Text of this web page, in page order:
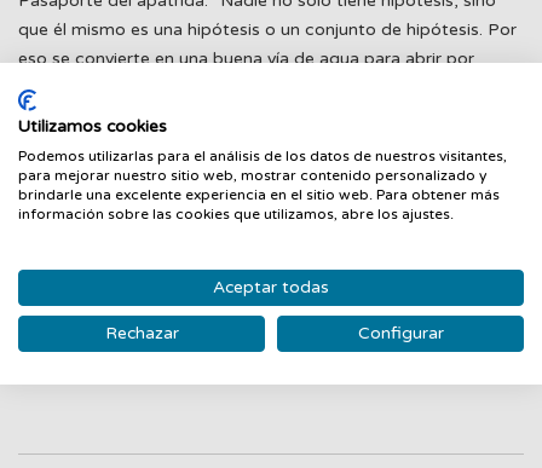
que él mismo es una hipótesis o un conjunto de hipótesis. Por
eso se convierte en una buena vía de agua para abrir por
dentro el verbo poder, un verbo que tiende a cerrarse y a fijar
mundos inmóviles. Ante la cerrazón, parecen convenientes la
entrar de lleno en el territorio de las identidades y del tiempo.
La voluntad de hacer una biografía nos acerca a la vida y a la
nos sitúa en una apuesta por el orden de lo improbable, la
negación de los lugares comunes y la irreverencia del que
quiere mirar más allá de lo otorgado por la costumbreö. LUIS
Utilizamos cookies
Podemos utilizarlas para el análisis de los datos de nuestros visitantes,
para mejorar nuestro sitio web, mostrar contenido personalizado y
brindarle una excelente experiencia en el sitio web. Para obtener más
información sobre las cookies que utilizamos, abre los ajustes.
Aceptar todas
Rechazar Configurar